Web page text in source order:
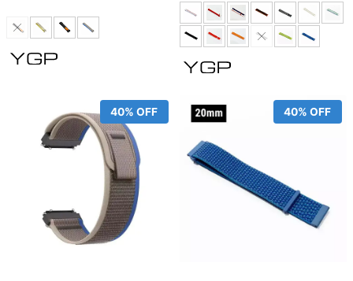
was:
was:
150.000 ₫.
is:
40% OFF 40% OFF